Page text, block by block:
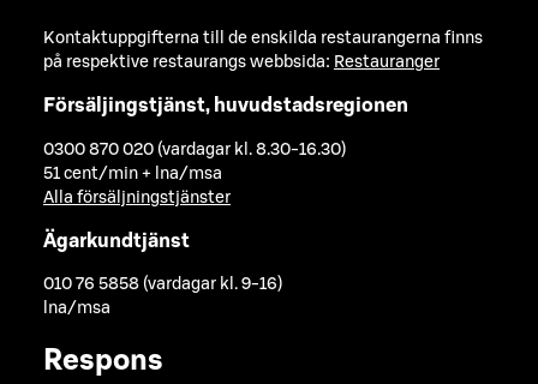
Kontaktuppgifterna till de enskilda restaurangerna finns
på respektive restaurangs webbsida: Restauranger
Försäljingstjänst, huvudstadsregionen
0300 870 020 (vardagar kl. 8.30-16.30)
51 cent/min + lna/msa
Alla försäljningstjänster
Ägarkundtjänst
010 76 5858 (vardagar kl. 9-16)
lna/msa
Respons